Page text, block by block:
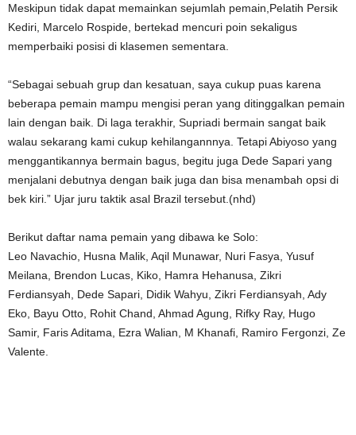
Meskipun tidak dapat memainkan sejumlah pemain,Pelatih Persik
Kediri, Marcelo Rospide, bertekad mencuri poin sekaligus
memperbaiki posisi di klasemen sementara.
“Sebagai sebuah grup dan kesatuan, saya cukup puas karena
beberapa pemain mampu mengisi peran yang ditinggalkan pemain
lain dengan baik. Di laga terakhir, Supriadi bermain sangat baik
walau sekarang kami cukup kehilangannnya. Tetapi Abiyoso yang
menggantikannya bermain bagus, begitu juga Dede Sapari yang
menjalani debutnya dengan baik juga dan bisa menambah opsi di
bek kiri.” Ujar juru taktik asal Brazil tersebut.(nhd)
Berikut daftar nama pemain yang dibawa ke Solo:
Leo Navachio, Husna Malik, Aqil Munawar, Nuri Fasya, Yusuf
Meilana, Brendon Lucas, Kiko, Hamra Hehanusa, Zikri
Ferdiansyah, Dede Sapari, Didik Wahyu, Zikri Ferdiansyah, Ady
Eko, Bayu Otto, Rohit Chand, Ahmad Agung, Rifky Ray, Hugo
Samir, Faris Aditama, Ezra Walian, M Khanafi, Ramiro Fergonzi, Ze
Valente.